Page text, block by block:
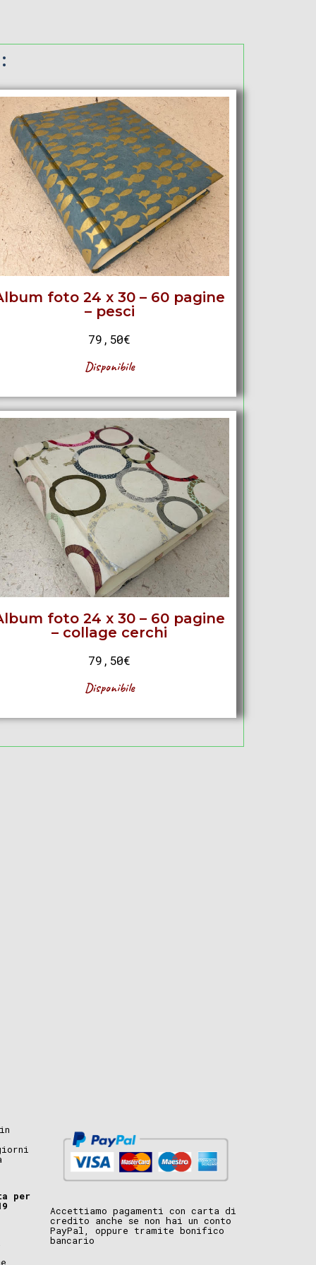
foto 24 x 30 – 60 pagine
– pesci
79,50€
Disponibile
foto 24 x 30 – 60 pagine
– collage cerchi
79,50€
Disponibile
per
Accettiamo pagamenti con carta di
credito anche se non hai un conto
PayPal, oppure tramite bonifico
bancario